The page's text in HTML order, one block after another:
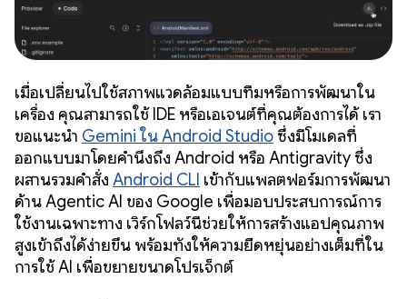
เมื่อเปลี่ยนไปใช้สภาพแวดล้อมแบบทีมหรือการพัฒนาใน
เครื่อง คุณสามารถใช้ IDE หรือเอเจนต์ที่คุณต้องการได้ เรา
ขอแนะนำ Gemini ใน Android Studio ซึ่งมีโมเดลที่
ออกแบบมาโดยคำนึงถึง Android หรือ Antigravity ซึ่ง
ผสานรวมคำสั่ง Android CLI เข้ากับแพลตฟอร์มการพัฒนา
ด้าน Agentic AI ของ Google เพื่อมอบประสบการณ์การ
ใช้งานเฉพาะทาง เวิร์กโฟลว์นี้ช่วยให้การสร้างแอปคุณภาพ
สูงเข้าถึงได้ง่ายขึ้น พร้อมทั้งให้ความยืดหยุ่นอย่างเต็มที่ใน
การใช้ AI เพื่อขยายขนาดโปรเจ็กต์